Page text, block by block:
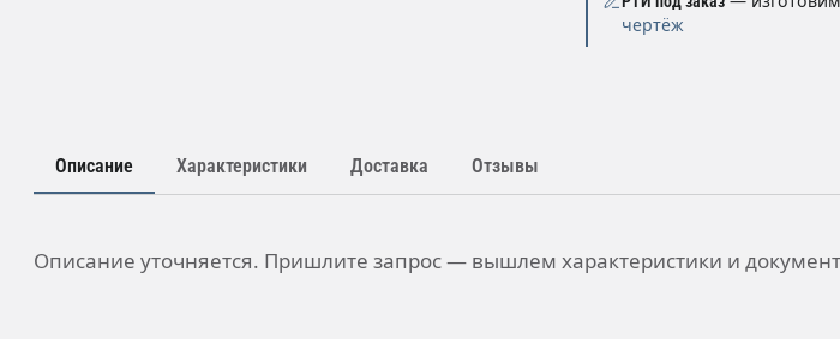
чертёж
Описание Характеристики Доставка Отзывы
Описание уточняется. Пришлите запрос — вышлем характеристики и